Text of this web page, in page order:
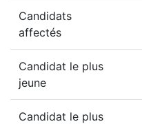
Candidats
affectés
Candidat le plus
jeune
Candidat le plus